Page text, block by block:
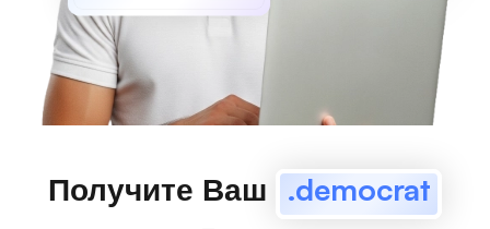
Получите Ваш .democrat